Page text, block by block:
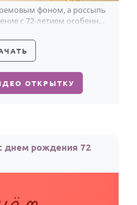
фоном, а россыпь
с 72-летием особенно
ОТКРЫТКУ
днем рождения 72